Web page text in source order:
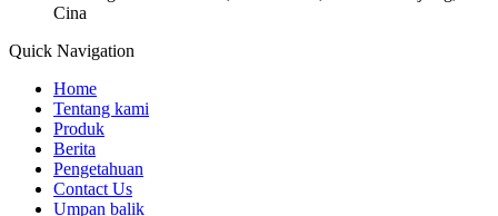
Cina
Quick Navigation
Home
Tentang kami
Produk
Berita
Pengetahuan
Contact Us
Umpan balik